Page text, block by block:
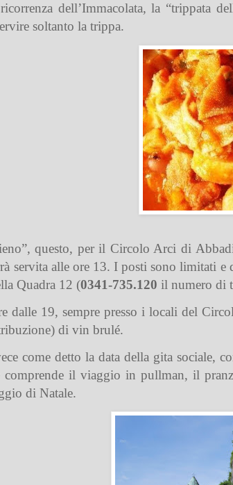
dell’Immacolata, la “trippata
soltanto la trippa.
questo, per il Circolo Arci di
servita alle ore 13. I posti sono limitati
Quadra 12 (0341-735.120 il numero di
dalle 19, sempre presso i locali del
di vin brulé.
come detto la data della gita sociale,
comprende il viaggio in pullman, il
di Natale.